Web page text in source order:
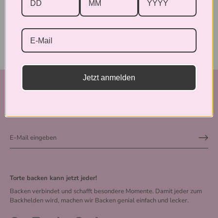
Post für dich 💌
Torte backen kann jetzt jeder!
Backen verbindet und schafft besondere Momente. Damit jeder zum
Backhelden wird, machen wir Backen genial einfach und lecker.
Jetzt anmelden